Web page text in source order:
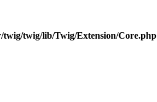
twig/twig/lib/Twig/Extension/Core.php